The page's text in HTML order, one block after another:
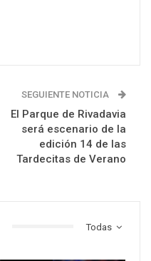
SEGUIENTE NOTICIA
El Parque de Rivadavia
será escenario de la
edición 14 de las
Tardecitas de Verano
Todas